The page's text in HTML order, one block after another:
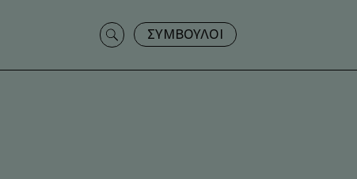
Search
for:
ΣΥΜΒΟΥΛΟΙ